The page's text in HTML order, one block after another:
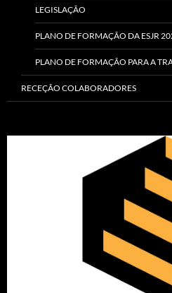
LEGISLAÇÃO
PLANO DE FORMAÇÃO DA ESJR
PLANO DE FORMAÇÃO PARA A
RECEÇÃO COLABORADORES